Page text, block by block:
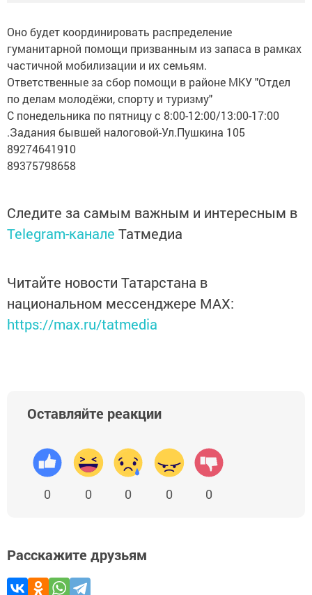
Оно будет координировать распределение
гуманитарной помощи призванным из запаса в рамках
частичной мобилизации и их семьям.
Ответственные за сбор помощи в районе МКУ "Отдел
по делам молодёжи, спорту и туризму"
С понедельника по пятницу с 8:00-12:00/13:00-17:00
.Задания бывшей налоговой-Ул.Пушкина 105
89274641910
89375798658
Следите за самым важным и интересным в
Telegram-канале Татмедиа
Читайте новости Татарстана в
национальном мессенджере MАХ:
https://max.ru/tatmedia
Оставляйте реакции
0 0 0 0 0
Расскажите друзьям